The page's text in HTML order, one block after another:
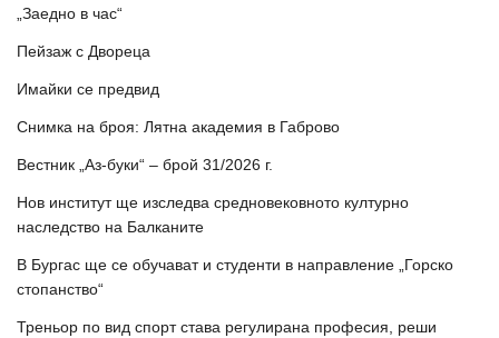
„Заедно в час“
Пейзаж с Двореца
Имайки се предвид
Снимка на броя: Лятна академия в Габрово
Вестник „Аз-буки“ – брой 31/2026 г.
Нов институт ще изследва средновековното културно
наследство на Балканите
В Бургас ще се обучават и студенти в направление „Горско
стопанство“
Треньор по вид спорт става регулирана професия, реши